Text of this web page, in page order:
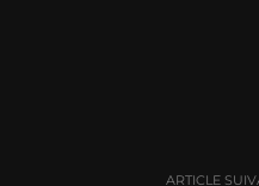
ARTICLE